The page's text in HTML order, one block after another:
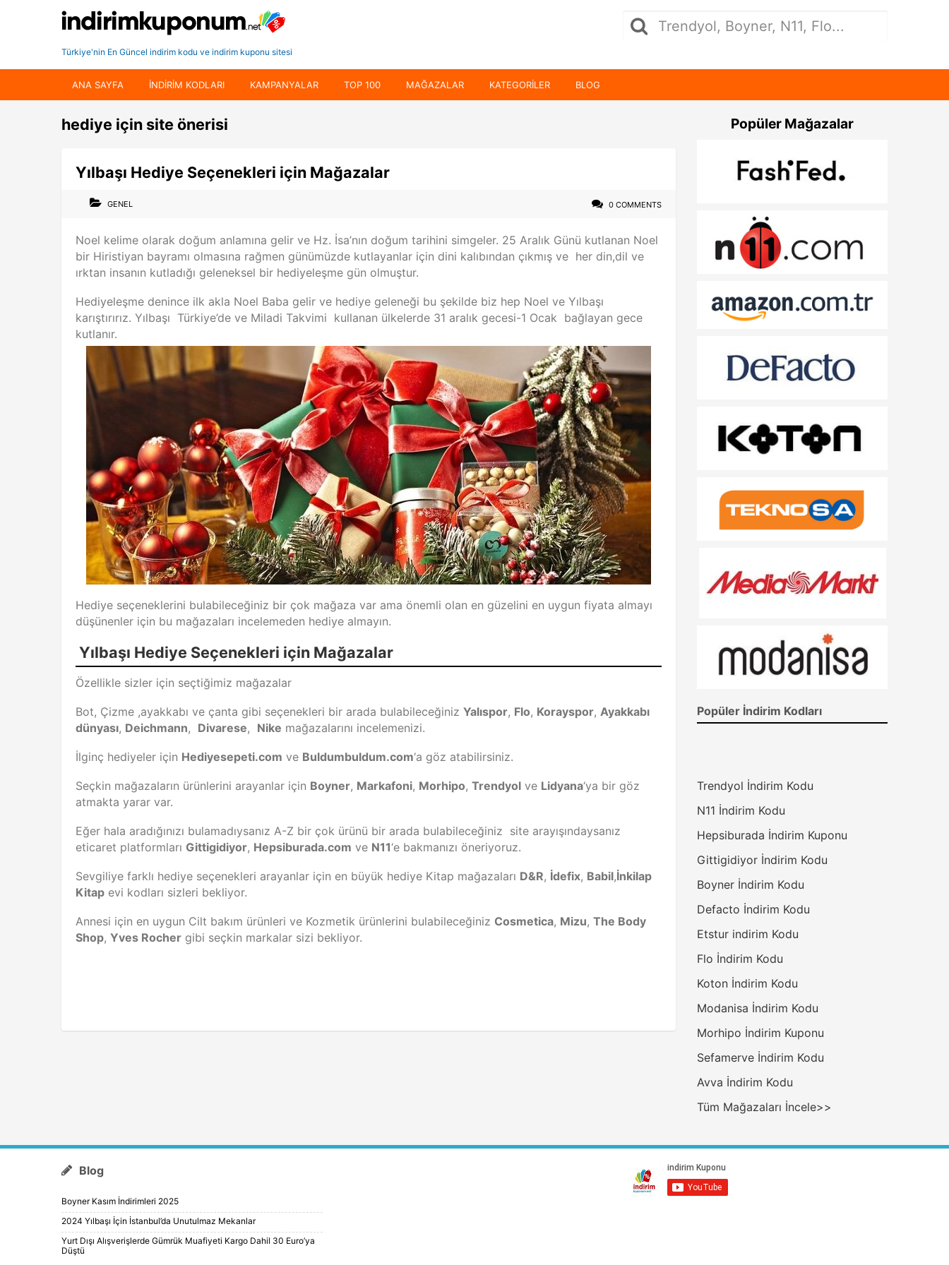
Türkiye'nin En Güncel indirim kodu ve indirim kuponu sitesi
ANA SAYFA INDIRIM KODLARI KAMPANYALAR TOP 100 MAĞAZALAR KATEGORILER BLOG
hediye için site önerisi
Yılbaşı Hediye Seçenekleri için Mağazalar
GENEL 0 COMMENTS
Noel kelime olarak doğum anlamına gelir ve Hz. İsa’nın doğum tarihini simgeler. 25 Aralık Günü kutlanan Noel
bir Hiristiyan bayramı olmasına rağmen günümüzde kutlayanlar için dini kalıbından çıkmış ve her din,dil ve
ırktan insanın kutladığı geleneksel bir hediyeleşme gün olmuştur.
Hediyeleşme denince ilk akla Noel Baba gelir ve hediye geleneği bu şekilde biz hep Noel ve Yılbaşı
karıştırırız. Yılbaşı Türkiye’de ve Miladi Takvimi kullanan ülkelerde 31 aralık gecesi-1 Ocak bağlayan gece
kutlanır.
Hediye seçeneklerini bulabileceğiniz bir çok mağaza var ama önemli olan en güzelini en uygun fiyata almayı
düşünenler için bu mağazaları incelemeden hediye almayın.
Yılbaşı Hediye Seçenekleri için Mağazalar
Özellikle sizler için seçtiğimiz mağazalar
Bot, Çizme ,ayakkabı ve çanta gibi seçenekleri bir arada bulabileceğiniz Yalıspor, Flo, Korayspor, Ayakkabı
dünyası, Deichmann, Divarese, Nike mağazalarını incelemenizi.
İlginç hediyeler için Hediyesepeti.com ve Buldumbuldum.com‘a göz atabilirsiniz.
Seçkin mağazaların ürünlerini arayanlar için Boyner, Markafoni, Morhipo, Trendyol ve Lidyana‘ya bir göz
atmakta yarar var.
Eğer hala aradığınızı bulamadıysanız A-Z bir çok ürünü bir arada bulabileceğiniz site arayışındaysanız
eticaret platformları Gittigidiyor, Hepsiburada.com ve N11‘e bakmanızı öneriyoruz.
Sevgiliye farklı hediye seçenekleri arayanlar için en büyük hediye Kitap mağazaları D&R, İdefix, Babil,İnkilap
Kitap evi kodları sizleri bekliyor.
Annesi için en uygun Cilt bakım ürünleri ve Kozmetik ürünlerini bulabileceğiniz Cosmetica, Mizu, The Body
Shop, Yves Rocher gibi seçkin markalar sizi bekliyor.
Popüler Mağazalar
Popüler İndirim Kodları
Trendyol İndirim Kodu
N11 İndirim Kodu
Hepsiburada İndirim Kuponu
Gittigidiyor İndirim Kodu
Boyner İndirim Kodu
Defacto İndirim Kodu
Etstur indirim Kodu
Flo İndirim Kodu
Koton İndirim Kodu
Modanisa İndirim Kodu
Morhipo İndirim Kuponu
Sefamerve İndirim Kodu
Avva İndirim Kodu
Tüm Mağazaları İncele>>
Blog
Boyner Kasım İndirimleri 2025
2024 Yılbaşı İçin İstanbul’da Unutulmaz Mekanlar
Yurt Dışı Alışverişlerde Gümrük Muafiyeti Kargo Dahil 30 Euro’ya
Düştü